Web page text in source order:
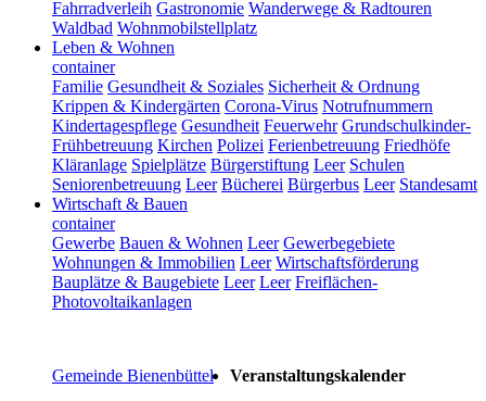
Fahrradverleih Gastronomie Wanderwege & Radtouren
Waldbad Wohnmobilstellplatz
Leben & Wohnen
container
Familie Gesundheit & Soziales Sicherheit & Ordnung
Krippen & Kindergärten Corona-Virus Notrufnummern
Kindertagespflege Gesundheit Feuerwehr Grundschulkinder-
Frühbetreuung Kirchen Polizei Ferienbetreuung Friedhöfe
Kläranlage Spielplätze Bürgerstiftung Leer Schulen
Seniorenbetreuung Leer Bücherei Bürgerbus Leer Standesamt
Wirtschaft & Bauen
container
Gewerbe Bauen & Wohnen Leer Gewerbegebiete
Wohnungen & Immobilien Leer Wirtschaftsförderung
Bauplätze & Baugebiete Leer Leer Freiflächen-
Photovoltaikanlagen
Gemeinde Bienenbüttel Veranstaltungskalender